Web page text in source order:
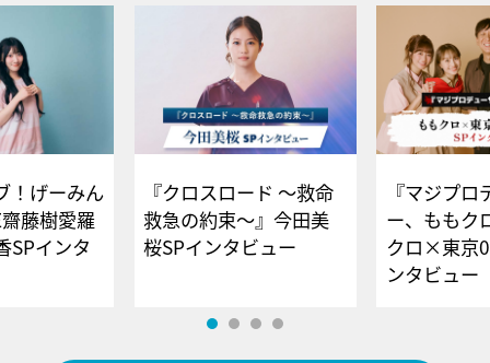
！げーみん
藤樹愛羅
SPインタ
『クロスロード ～救命
救急の約束～』今田美
桜SPインタビュー
『マジプロ
ー、ももク
クロ×東京
ンタビュー